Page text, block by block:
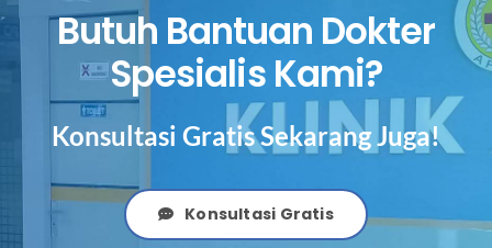
Butuh Bantuan Dokter
Spesialis Kami?
Konsultasi Gratis Sekarang Juga!
Konsultasi Gratis